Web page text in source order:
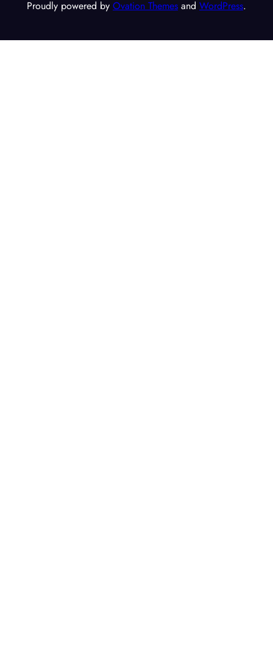
Proudly powered by Ovation Themes and WordPress.